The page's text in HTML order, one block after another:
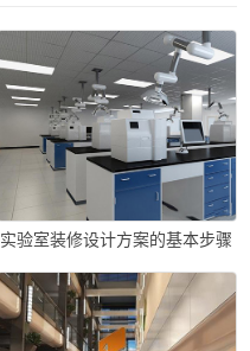
实验室装修设计方案的基本步骤